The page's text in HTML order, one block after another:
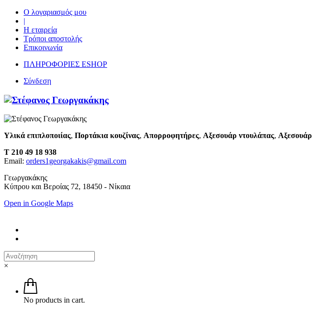
Ο λογαριασμός μου
|
Η εταιρεία
Τρόποι αποστολής
Επικοινωνία
ΠΛΗΡΟΦΟΡΙΕΣ ESHOP
Σύνδεση
Υλικά επιπλοποιίας, Πορτάκια κουζίνας, Απορροφητήρες, Αξεσουάρ ντουλάπας, Αξεσουάρ
T 210 49 18 938
Email: orders1georgakakis@gmail.com
Γεωργακάκης
Κύπρου και Βεροίας 72, 18450 - Νίκαια
Open in Google Maps
×
No products in cart.